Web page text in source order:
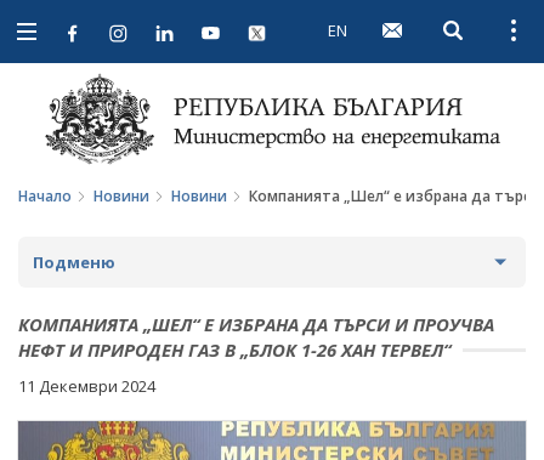
Open
navigation
EN Open
Начало Новини Новини Компанията „Шел“ е избрана да търси
Подменю
НОВИНИ
ПРЕДСТОЯЩИ СЪБИТИЯ
ЗА ОБЩЕСТВЕНО ОБСЪЖДАНЕ
КОМПАНИЯТА „ШЕЛ“ Е ИЗБРАНА ДА ТЪРСИ И ПРОУЧВА
НЕФТ И ПРИРОДЕН ГАЗ В „БЛОК 1-26 ХАН ТЕРВЕЛ“
11 Декември 2024